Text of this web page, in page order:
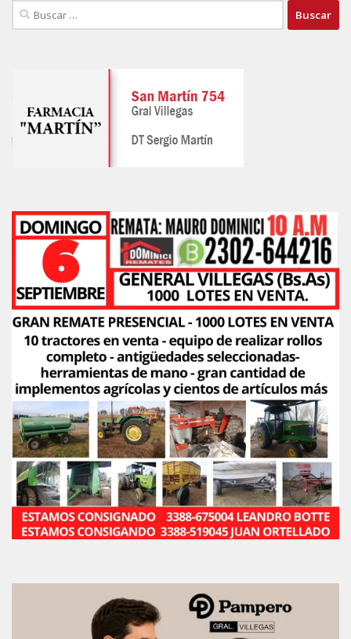
Buscar: